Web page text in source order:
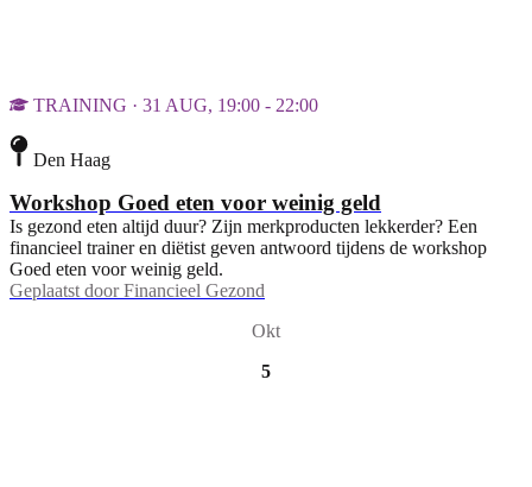
TRAINING · 31 AUG, 19:00 - 22:00
Den Haag
Workshop Goed eten voor weinig geld
Is gezond eten altijd duur? Zijn merkproducten lekkerder? Een
financieel trainer en diëtist geven antwoord tijdens de workshop
Goed eten voor weinig geld.
Geplaatst door Financieel Gezond
Okt
5